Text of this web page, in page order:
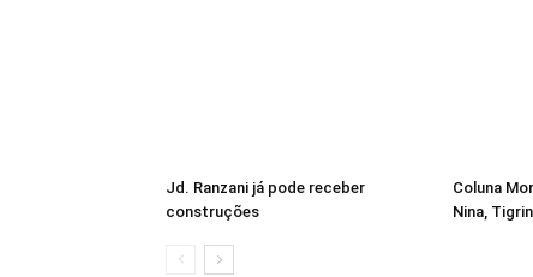
Jd. Ranzani já pode receber
construções
Coluna
Nina,